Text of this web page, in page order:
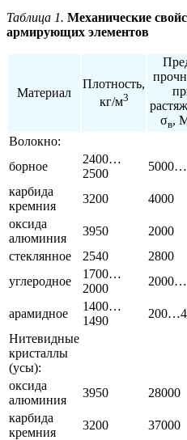
Таблица 1. Механические
армирующих элементов
Материал
Плотность,
кг/м3
σв,
Волокно:
борное
2400…
2500
карбида
кремния
3200 4000
оксида
алюминия
3950 2000
стеклянное
2540 2800
углеродное
1700…
2000
арамидное
1400…
1490
Нитевидные
кристаллы
(усы):
оксида
алюминия
3950 28000
карбида
кремния
3200 37000